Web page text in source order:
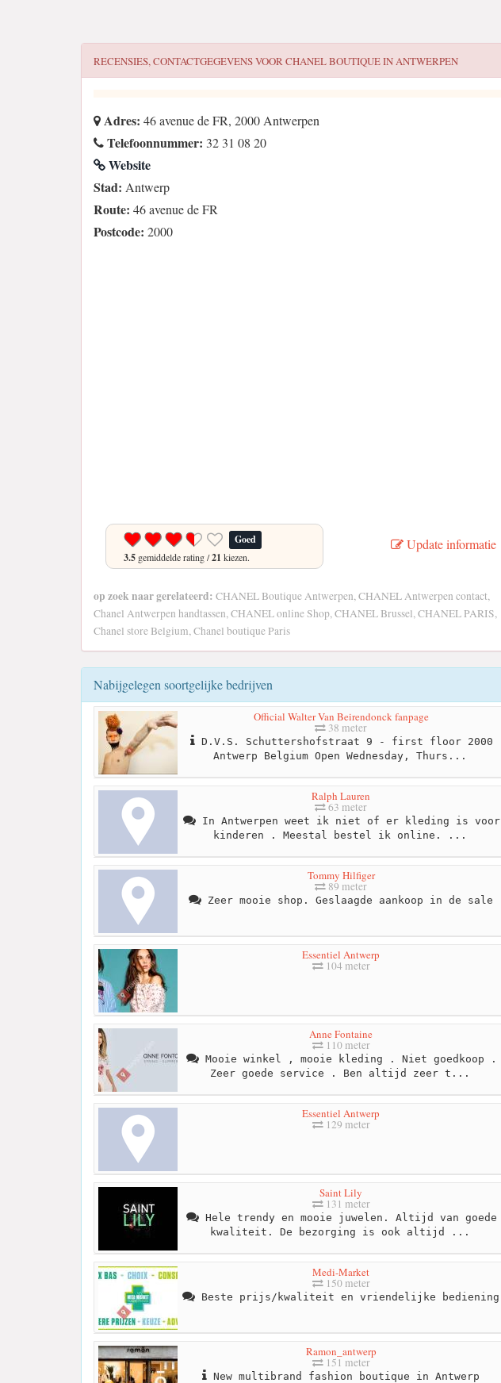
RECENSIES, CONTACTGEGEVENS VOORCHANEL BOUTIQUE IN ANTWERPEN
Adres: 46 avenue de FR, 2000 Antwerpen
Telefoonnummer: 32 31 08 20
Website
Stad: Antwerp
Route: 46 avenue de FR
Postcode: 2000
Goed
3.5 gemiddelde rating /21 kiezen.
Update informatie
op zoek naar gerelateerd: CHANEL Boutique Antwerpen, CHANEL Antwerpen contact,
Chanel Antwerpen handtassen, CHANEL online Shop, CHANEL Brussel, CHANEL PARIS,
Chanel store Belgium, Chanel boutique Paris
Nabijgelegen soortgelijke bedrijven
Official Walter Van Beirendonck fanpage
38 meter
D.V.S. Schuttershofstraat 9 - first floor 2000
Antwerp Belgium Open Wednesday, Thurs...
Ralph Lauren
63 meter
In Antwerpen weet ik niet of er kleding is voor
kinderen . Meestal bestel ik online. ...
Tommy Hilfiger
89 meter
Zeer mooie shop. Geslaagde aankoop in de sale
Essentiel Antwerp
104 meter
Anne Fontaine
110 meter
Mooie winkel , mooie kleding . Niet goedkoop .
Zeer goede service . Ben altijd zeer t...
Essentiel Antwerp
129 meter
Saint Lily
131 meter
Hele trendy en mooie juwelen. Altijd van goede
kwaliteit. De bezorging is ook altijd ...
Medi-Market
150 meter
Beste prijs/kwaliteit en vriendelijke bediening
Ramon_antwerp
151 meter
New multibrand fashion boutique in Antwerp